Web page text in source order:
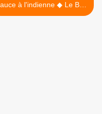
à l'indienne ◆ Le Bon
Végétal >